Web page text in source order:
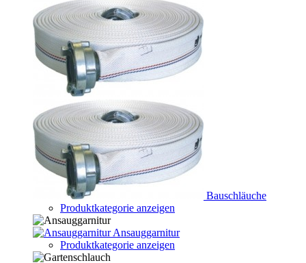
Bauschläuche
Produktkategorie anzeigen
Ansauggarnitur
Produktkategorie anzeigen